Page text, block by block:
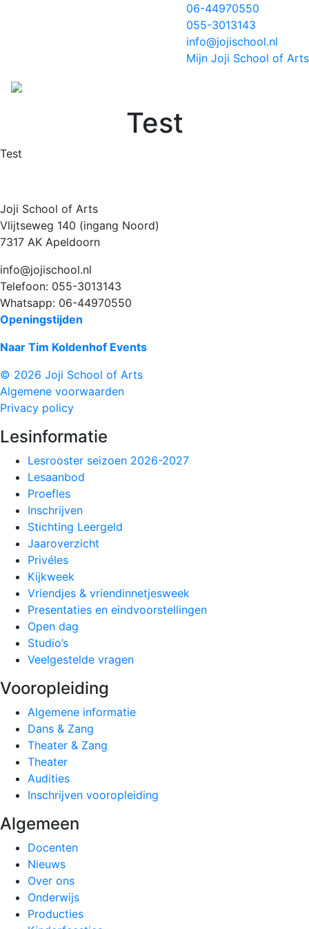
06-44970550
055-3013143
info@jojischool.nl
Mijn Joji School of Arts
Test
Test
Joji School of Arts
Vlijtseweg 140 (ingang Noord)
7317 AK Apeldoorn
info@jojischool.nl
Telefoon: 055-3013143
Whatsapp: 06-44970550
Openingstijden
Naar Tim Koldenhof Events
© 2026 Joji School of Arts
Algemene voorwaarden
Privacy policy
Lesinformatie
Lesrooster seizoen 2026-2027
Lesaanbod
Proefles
Inschrijven
Stichting Leergeld
Jaaroverzicht
Privéles
Kijkweek
Vriendjes & vriendinnetjesweek
Presentaties en eindvoorstellingen
Open dag
Studio’s
Veelgestelde vragen
Vooropleiding
Algemene informatie
Dans & Zang
Theater & Zang
Theater
Audities
Inschrijven vooropleiding
Algemeen
Docenten
Nieuws
Over ons
Onderwijs
Producties